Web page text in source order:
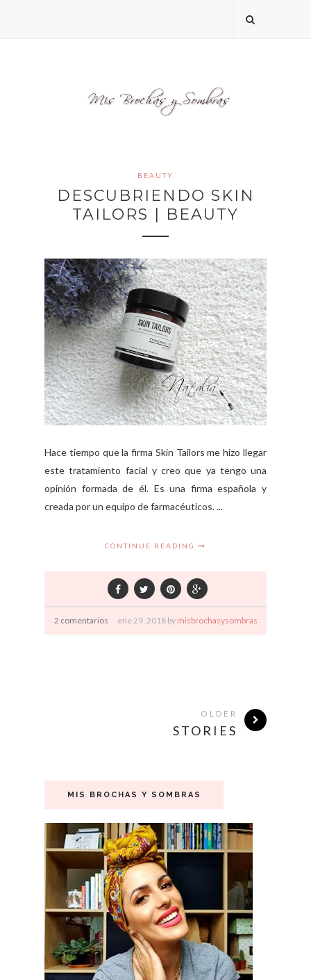
BEAUTY
DESCUBRIENDO SKIN
TAILORS | BEAUTY
Hace tiempo que la firma Skin Tailors me hizo llegar
este tratamiento facial y creo que ya tengo una
opinión formada de él. Es una firma española y
creada por un equipo de farmacéuticos. ...
CONTINUE READING
2 comentarios ene29, 2018 by misbrochasysombras
OLDER
STORIES
MIS BROCHAS Y SOMBRAS